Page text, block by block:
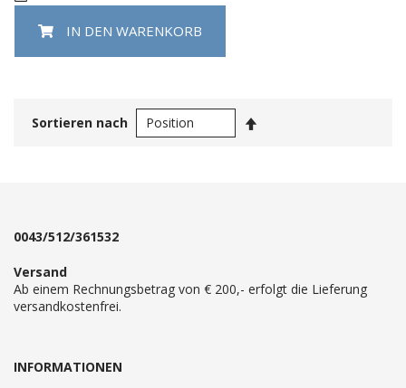
IN DEN WARENKORB
Sortieren nach
0043/512/361532
Versand
Ab einem Rechnungsbetrag von € 200,- erfolgt die Lieferung
versandkostenfrei.
INFORMATIONEN